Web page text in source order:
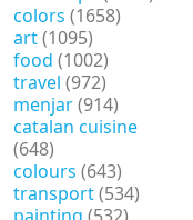
colors (1658)
art(1095)
food (1002)
travel (972)
menjar(914)
catalan cuisine
(648)
colours (643)
transport(534)